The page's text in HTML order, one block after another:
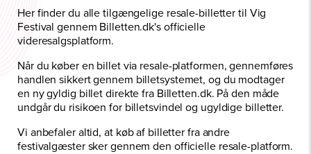
Her finder du alle tilgængelige resale-billetter til Vig
Festival gennem Billetten.dk's officielle
videresalgsplatform.
Når du køber en billet via resale-platformen, gennemføres
handlen sikkert gennem billetsystemet, og du modtager
en ny gyldig billet direkte fra Billetten.dk. På den måde
undgår du risikoen for billetsvindel og ugyldige billetter.
Vi anbefaler altid, at køb af billetter fra andre
festivalgæster sker gennem den officielle resale-platform.